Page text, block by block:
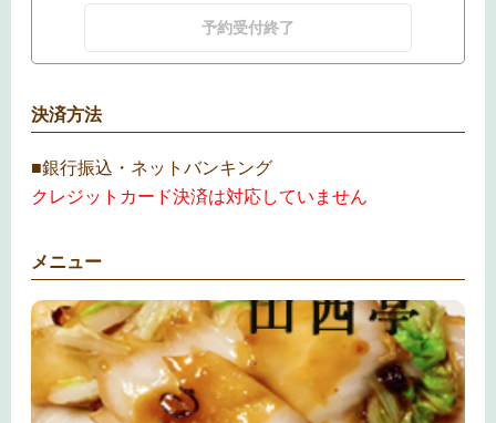
予約受付終了
決済方法
■銀行振込・ネットバンキング
クレジットカード決済は対応していません
メニュー